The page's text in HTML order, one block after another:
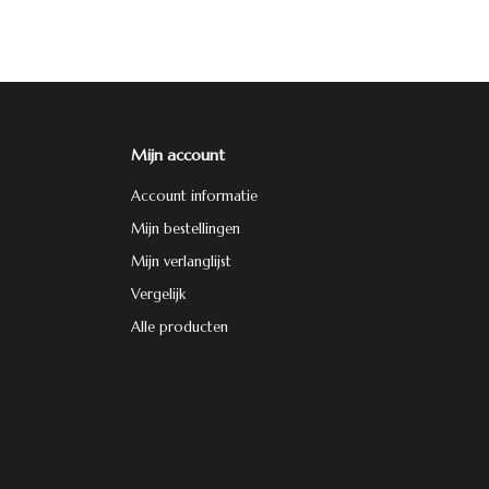
Mijn account
Account informatie
Mijn bestellingen
Mijn verlanglijst
Vergelijk
Alle producten